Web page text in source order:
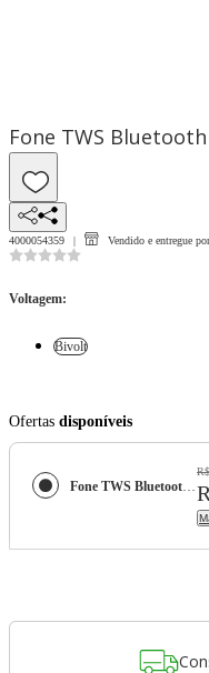
Fone TWS Bluetooth
4000054359 Vendido e entregue por
Voltagem:
Bivolt
Ofertas disponíveis
Fone TWS Bluetooth 6.0 EDIFIER X2 Plus Branco